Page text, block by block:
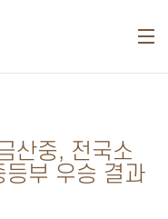
산중, 전국소
등부 우승 결과